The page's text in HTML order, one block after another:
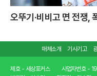
오뚜기·비비고 면 전쟁,
매체소개 기사기고
제호 - 세상포커스 사업자번호 -